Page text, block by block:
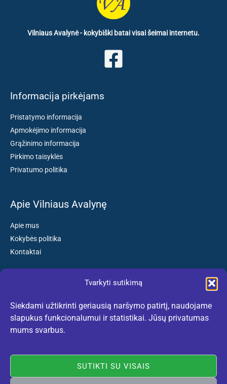
Tvarkyti sutikimą
Siekdami užtikrinti geriausią naršymo patirtį, naudojame
slapukus funkcionalumui ir statistikai. Jūsų privatumas
mums svarbus.
SUTIKTI SU VISAIS
Vilniaus Avalynė - kokybiški batai visai šeimai internetu.
Informacija pirkėjams
Pristatymo informacija
Apmokėjimo informacija
Grąžinimo informacija
Pirkimo taisyklės
Privatumo politika
Apie Vilniaus Avalynę
Apie mus
Kokybės politika
Kontaktai
El. paštas: kokybiskibatai@gmail.com
Tel. +370 659 77132